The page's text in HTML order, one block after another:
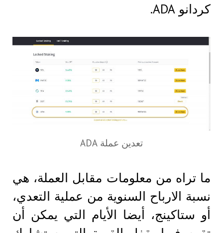
كردانو ADA.
تعدين عملة ADA
ما تراه من معلومات مقابل العملة، هي
نسبة الارباح السنوية من عملية التعدي،
أو ستاكينج، أيضا الأيام التي يمكن أن